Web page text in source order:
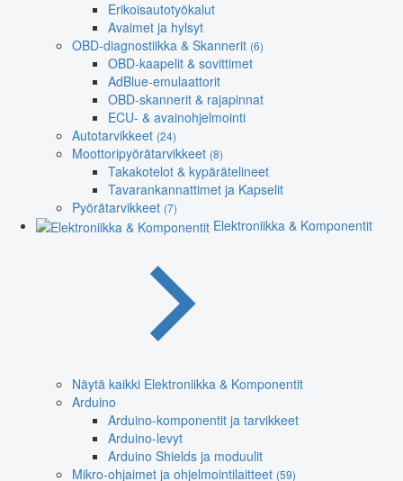
Erikoisautotyökalut
Avaimet ja hylsyt
OBD-diagnostiikka & Skannerit (6)
OBD-kaapelit & sovittimet
AdBlue-emulaattorit
OBD-skannerit & rajapinnat
ECU- & avainohjelmointi
Autotarvikkeet (24)
Moottoripyörätarvikkeet (8)
Takakotelot & kypärätelineet
Tavarankannattimet ja Kapselit
Pyörätarvikkeet (7)
Elektroniikka & Komponentit
Näytä kaikki Elektroniikka & Komponentit
Arduino
Arduino-komponentit ja tarvikkeet
Arduino-levyt
Arduino Shields ja moduulit
Mikro-ohjaimet ja ohjelmointilaitteet (59)